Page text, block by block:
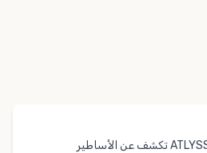
المعجم هو أداة خاصة في ATLYSS تكشف عن الأساطير